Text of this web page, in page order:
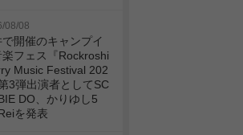
08/08
開催のキャンプイ
楽フェス『Rockroshi
Music Festival 202
3弾出演者としてSC
DO、かりゆし5
を発表